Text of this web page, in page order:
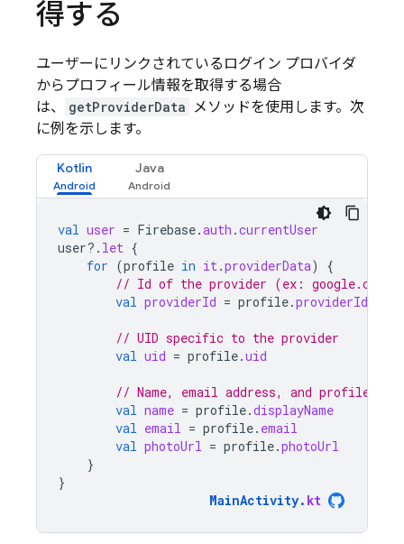
得する
ユーザーにリンクされているログイン プロバイダ
からプロフィール情報を取得する場合
は、
getProviderData メソッドを使用します。次
に例を示します。
Kotlin Java
val user = Firebase.auth .currentUser
user?. let {
for (profile in it.providerData)
{
// Id of the provider (ex: google.com)
val providerId = profile.providerId
// UID specific to the provider
val uid = profile.uid
// Name, email address, and profile
val name = profile.displayName
val email = profile. email
val photoUrl = profile.photoUrl
}
}
MainActivity. kt